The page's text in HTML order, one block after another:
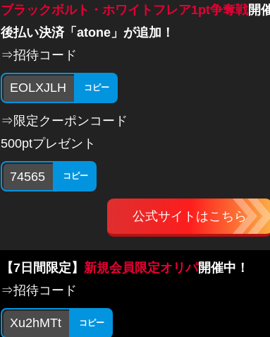
ブラックボルト・ホワイトフレア1pt争奪戦開
後払い決済「atone」が追加！
⇒招待コード
EOLXJLH コピー
⇒限定クーポンコード
500ptプレゼント
74565 コピー
公式サイトはこちら
【7日間限定】 新規会員限定オリパ開催中！
⇒招待コード
Xu2hMTt コピー